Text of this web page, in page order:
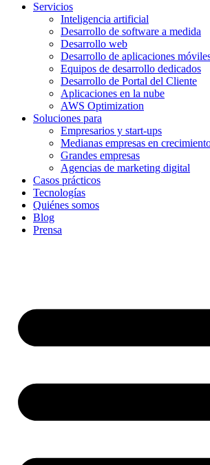
Servicios
Inteligencia artificial
Desarrollo de software a medida
Desarrollo web
Desarrollo de aplicaciones
Equipos de desarrollo dedicados
Desarrollo de Portal del Cliente
Aplicaciones en la nube
AWS Optimization
Soluciones para
Empresarios y start-ups
Medianas empresas en
Grandes empresas
Agencias de marketing digital
Casos prácticos
Tecnologías
Quiénes somos
Blog
Prensa